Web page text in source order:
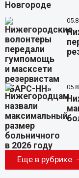
Еще в рубрике